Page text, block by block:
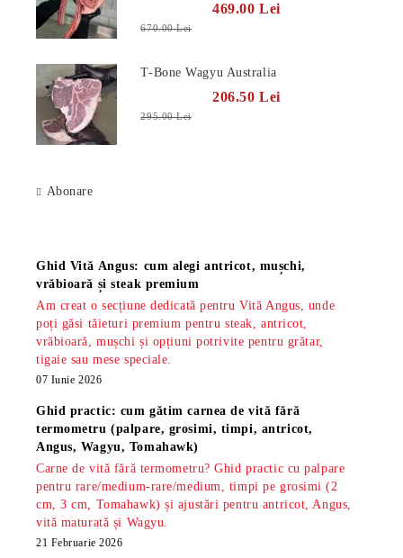
469.00 Lei
670.00 Lei
T-Bone Wagyu Australia
206.50 Lei
295.00 Lei
Abonare
Ghid Vită Angus: cum alegi antricot, mușchi,
vrăbioară și steak premium
Am creat o secțiune dedicată pentru Vită Angus, unde
poți găsi tăieturi premium pentru steak, antricot,
vrăbioară, mușchi și opțiuni potrivite pentru grătar,
tigaie sau mese speciale.
07 Iunie 2026
Ghid practic: cum gătim carnea de vită fără
termometru (palpare, grosimi, timpi, antricot,
Angus, Wagyu, Tomahawk)
Carne de vită fără termometru? Ghid practic cu palpare
pentru rare/medium-rare/medium, timpi pe grosimi (2
cm, 3 cm, Tomahawk) și ajustări pentru antricot, Angus,
vită maturată și Wagyu.
21 Februarie 2026